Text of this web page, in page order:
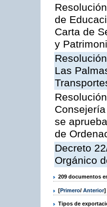
de
Carta de
y
Las
se
de
Decreto
Orgánico
209 documentos
[Primero/ Anterior]
Tipos de